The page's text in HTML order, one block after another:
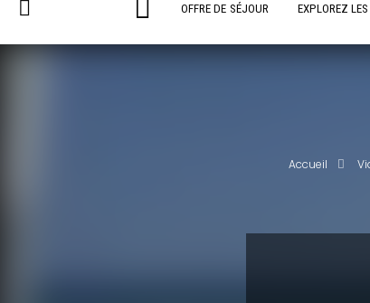
OFFRE DE SÉJOUR EXPLOREZ
Accueil